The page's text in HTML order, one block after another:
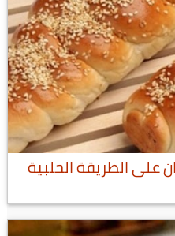
الطريقة الحلبية